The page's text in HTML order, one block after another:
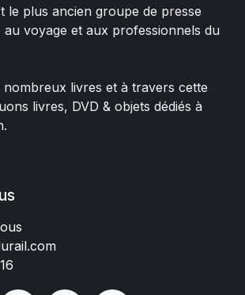
le plus ancien groupe de presse
au voyage et aux professionnels du
nombreux livres et à travers cette
livres, DVD & objets dédiés à